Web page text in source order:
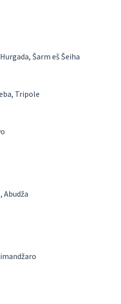
Šarm eš Šeiha
Tripole
Abudža